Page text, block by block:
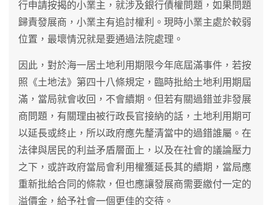
行申請按揭的小業主，就涉及銀行債權問題，如果問題
歸責發展商，小業主有追討權利。現時小業主處於較弱
位置，最壞情況就是要通過法院處理。
因此，對於海一居土地利用期限今年底屆滿事件，若按
照《土地法》第四十八條規定，臨時批給土地利用期屆
滿，當局就會收回，不會續期。但若有關過錯並非發展
商問題，有關理由被行政長官接納的話，土地利用期可
以延長或終止，所以政府應先釐清當中的過錯誰屬。在
法律與居民的利益矛盾層面上，以及在社會的議論壓力
之下，或許政府當局會利用權獲延長其的續期，當局應
重新批給合同的條款，但也應讓發展商需要繳付一定的
溢價金，給予社會一個更佳的交待。